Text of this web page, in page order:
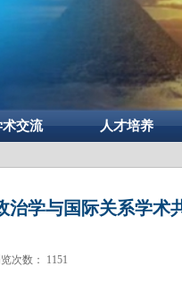
术交流 人才培养
治学与国际关系学术
次数： 1151